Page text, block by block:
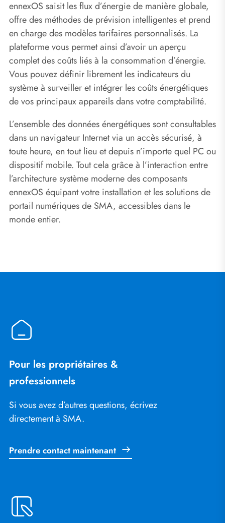
ennexOS saisit les flux d’énergie de manière globale,
offre des méthodes de prévision intelligentes et prend
en charge des modèles tarifaires personnalisés. La
plateforme vous permet ainsi d’avoir un aperçu
complet des coûts liés à la consommation d’énergie.
Vous pouvez définir librement les indicateurs du
système à surveiller et intégrer les coûts énergétiques
de vos principaux appareils dans votre comptabilité.
L’ensemble des données énergétiques sont consultables
dans un navigateur Internet via un accès sécurisé, à
toute heure, en tout lieu et depuis n’importe quel PC ou
dispositif mobile. Tout cela grâce à l’interaction entre
l’architecture système moderne des composants
ennexOS équipant votre installation et les solutions de
portail numériques de SMA, accessibles dans le
monde entier.
Pour les propriétaires &
professionnels
Si vous avez d’autres questions, écrivez
directement à SMA.
Prendre contact maintenant